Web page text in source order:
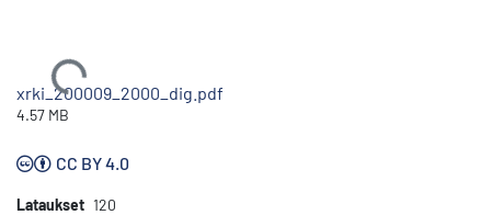
Ladataan...
xrki_200009_2000_dig.pdf
4.57 MB
CC BY 4.0
Lataukset 120